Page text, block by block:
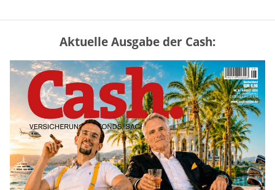
Vermieter-Zutritt: Wann Mieter
die Wohnung öffnen müssen
mehr
Goldpreis erreicht Sieben-Wochen-
Hoch nach schwachen US-Jobdaten
mehr
Aktuelle Ausgabe der Cash: